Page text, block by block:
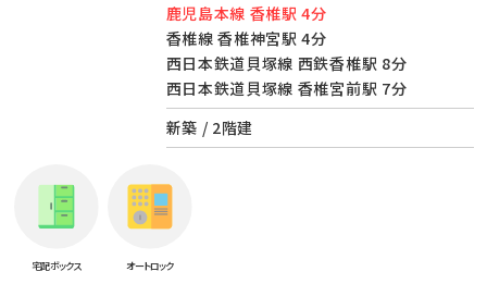
鹿児島本線 香椎駅 4分
香椎線 香椎神宮駅 4分
西日本鉄道貝塚線 西鉄香椎駅 8分
西日本鉄道貝塚線 香椎宮前駅 7分
新築 / 2階建
宅配ボックス オートロック